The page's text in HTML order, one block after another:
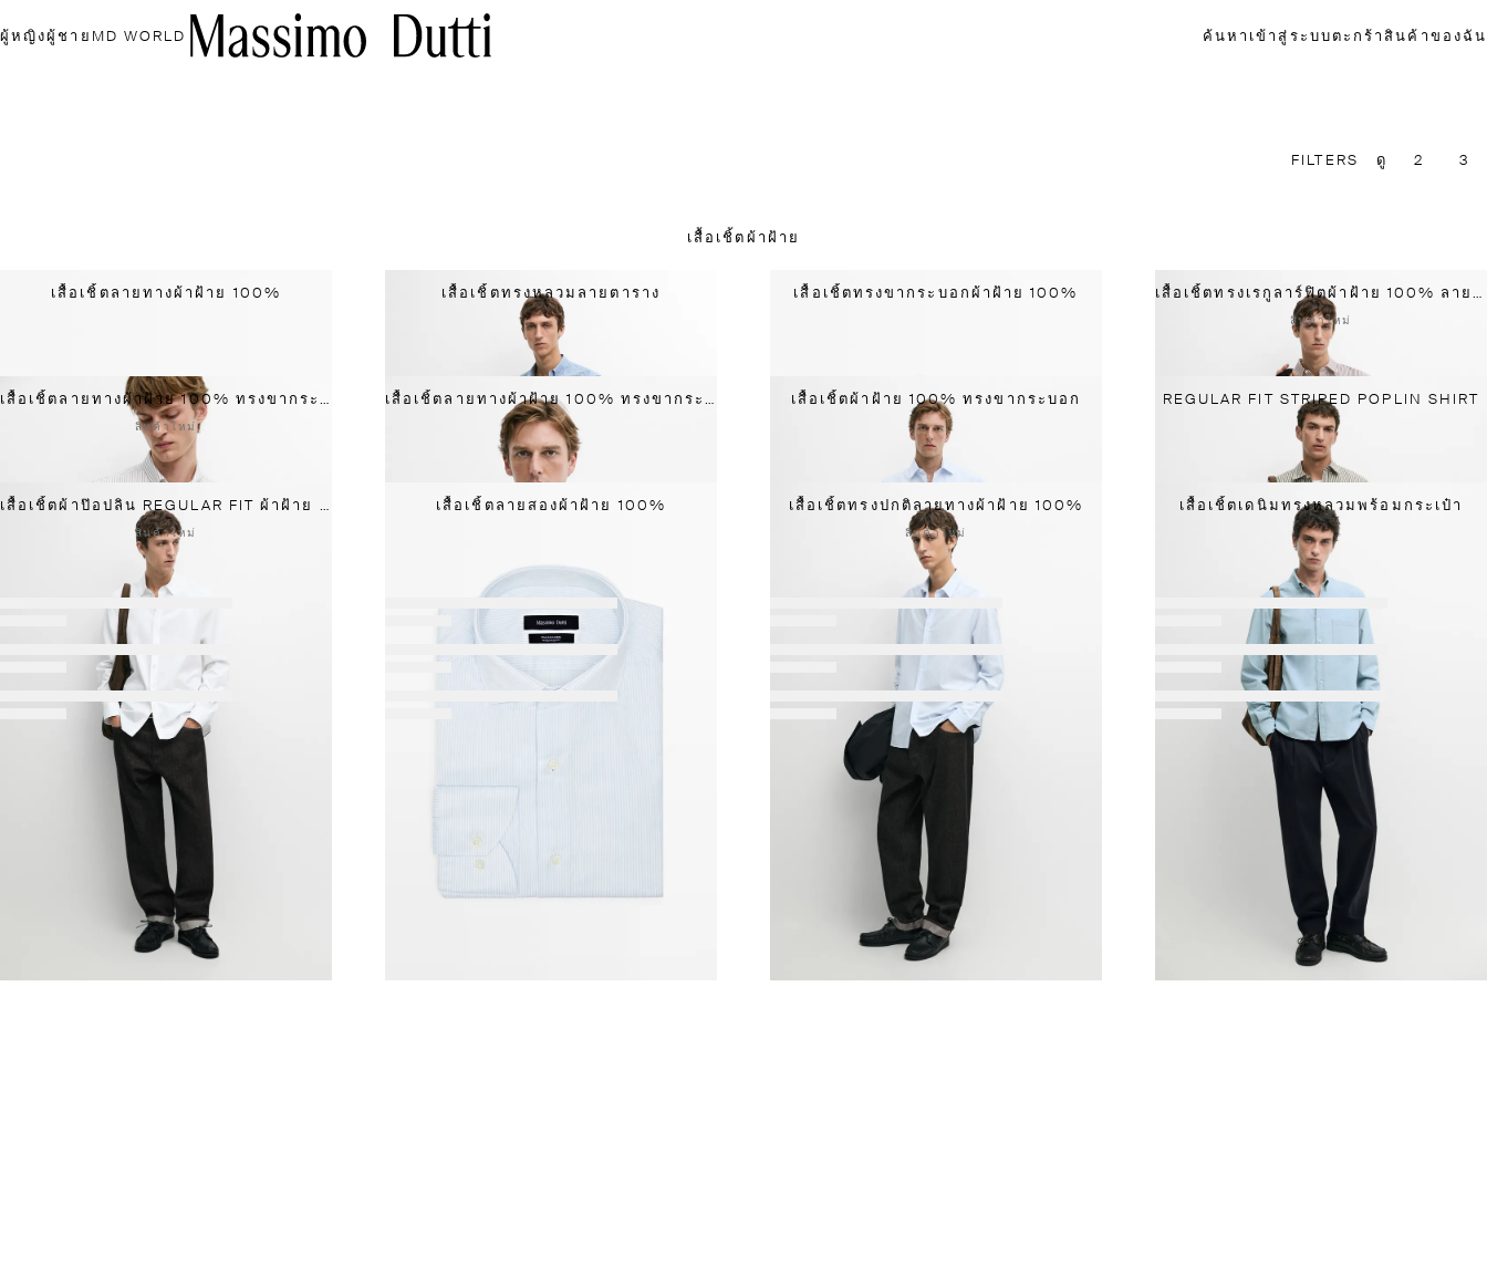
ผู้หญิงผู้ชาย MD WORLD ค้นหา เข้าสู่ระบบ ตะกร้าสินค้าของฉัน
FILTERS ดู 2 3
เสื้อเชิ้ตผ้าฝ้าย
เสื้อเชิ้ตลายทางผ้าฝ้าย 100% เสื้อเชิ้ตทรงหลวมลายตาราง เสื้อเชิ้ตทรงขากระบอกผ้าฝ้าย 100% เสื้อเชิ้ตทรงเรกูลาร์ฟิตผ้าฝ้าย 100% ลายทาง
สินค้าใหม่
เสื้อเชิ้ตลายทางผ้าฝ้าย 100% ทรงขากระบอก
สินค้าใหม่
เสื้อเชิ้ตลายทางผ้าฝ้าย 100% ทรงขากระบอก เสื้อเชิ้ตผ้าฝ้าย 100% ทรงขากระบอก REGULAR FIT STRIPED POPLIN SHIRT
เสื้อเชิ้ตผ้าป๊อปลิน REGULAR FIT ผ้าฝ้าย 100%
สินค้าใหม่
เสื้อเชิ้ตลายสองผ้าฝ้าย 100% เสื้อเชิ้ตทรงปกติลายทางผ้าฝ้าย 100%
สินค้าใหม่
เสื้อเชิ้ตเดนิมทรงหลวมพร้อมกระเป๋า